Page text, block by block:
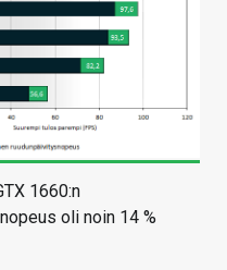
1660:n
oli noin 14 %